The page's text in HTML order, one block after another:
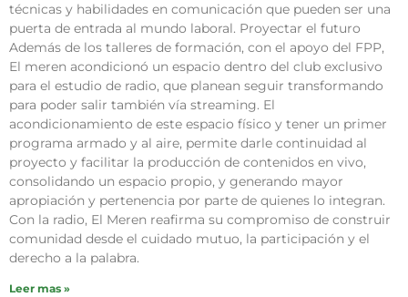
técnicas y habilidades en comunicación que pueden ser una
puerta de entrada al mundo laboral. Proyectar el futuro
Además de los talleres de formación, con el apoyo del FPP,
El meren acondicionó un espacio dentro del club exclusivo
para el estudio de radio, que planean seguir transformando
para poder salir también vía streaming. El
acondicionamiento de este espacio físico y tener un primer
programa armado y al aire, permite darle continuidad al
proyecto y facilitar la producción de contenidos en vivo,
consolidando un espacio propio, y generando mayor
apropiación y pertenencia por parte de quienes lo integran.
Con la radio, El Meren reafirma su compromiso de construir
comunidad desde el cuidado mutuo, la participación y el
derecho a la palabra.
Leer mas »